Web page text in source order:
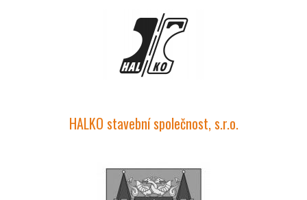
HALKO stavební společnost, s.r.o.